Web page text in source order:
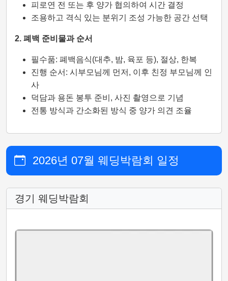
피로연 전 또는 후 양가 협의하여 시간 결정
조용하고 격식 있는 분위기 조성 가능한 공간 선택
2. 폐백 준비물과 순서
필수품: 폐백음식(대추, 밤, 육포 등), 절상, 한복
진행 순서: 시부모님께 먼저, 이후 친정 부모님께 인
사
덕담과 용돈 봉투 준비, 사진 촬영으로 기념
전통 방식과 간소화된 방식 중 양가 의견 조율
2026년 07월 웨딩박람회 일정
경기 웨딩박람회